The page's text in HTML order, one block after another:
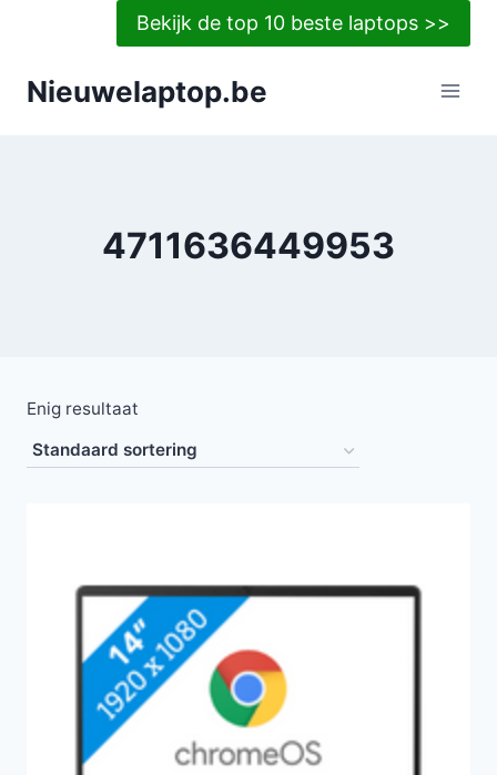
Bekijk de top 10 beste laptops >>
Nieuwelaptop.be
4711636449953
Enig resultaat